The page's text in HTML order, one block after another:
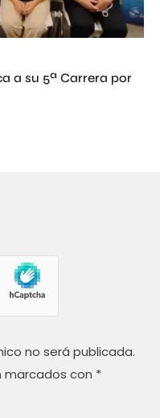
a su 5ª Carrera por
no será publicada.
marcados con *